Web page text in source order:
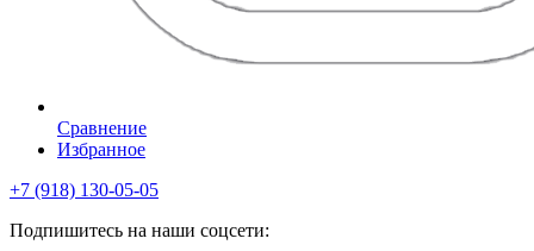
Сравнение
Избранное
+7 (918) 130-05-05
Подпишитесь на наши соцсети: